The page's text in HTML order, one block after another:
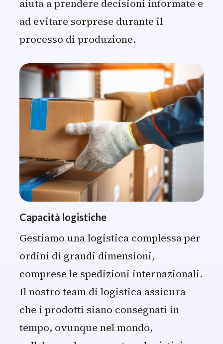
aiuta a prendere decisioni informate e
ad evitare sorprese durante il
processo di produzione.
Capacità logistiche
Gestiamo una logistica complessa per
ordini di grandi dimensioni,
comprese le spedizioni internazionali.
Il nostro team di logistica assicura
che i prodotti siano consegnati in
tempo, ovunque nel mondo,